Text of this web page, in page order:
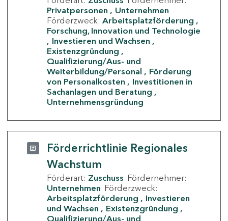
Privatpersonen
Unternehmen
Förderzweck: Arbeitsplatzförderung
Forschung, Innovation und Technologie
Investieren und Wachsen
Existenzgründung
Qualifizierung/Aus- und
Weiterbildung/Personal
Förderung
von Personalkosten
Investitionen in
Sachanlagen und Beratung
Unternehmensgründung
Förderrichtlinie Regionales
Wachstum
Förderart: Zuschuss Fördernehmer:
Unternehmen Förderzweck:
Arbeitsplatzförderung
Investieren
und Wachsen
Existenzgründung
Qualifizierung/Aus- und